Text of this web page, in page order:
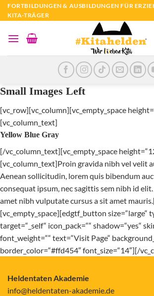
Zum
Inhalt
FORTBILDUNGEN & AUSBILDUNGEN FÜR
KITA-TRÄGER
Small Images Left
[vc_row][vc_column][vc_empty_space
[vc_column_text]
Yellow Blue Gray
[/vc_column_text][vc_empty_space
[vc_column_text]Proin gravida nibh vel velit
Aenean sollicitudin, lorem quis bibendum
consequat ipsum, nec sagittis sem nibh id
amet nibh vulputate cursus a sit amet
[vc_empty_space][edgtf_button size=“large“
target=“_self“ icon_pack=““ shadow=“yes“
font_weight=““ text=“Visit Page“
border_color=“#ffd454″ font_size=“14″][/
Heldentaten Akademie
info@heldentaten-akademie.de